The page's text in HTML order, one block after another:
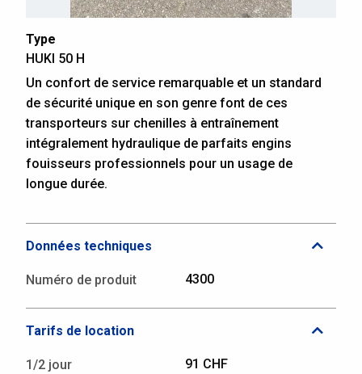
Type
HUKI 50 H
Un confort de service remarquable et un standard
de sécurité unique en son genre font de ces
transporteurs sur chenilles à entraînement
intégralement hydraulique de parfaits engins
fouisseurs professionnels pour un usage de
longue durée.
Données techniques
Numéro de produit 4300
Tarifs de location
1/2 jour
91 CHF